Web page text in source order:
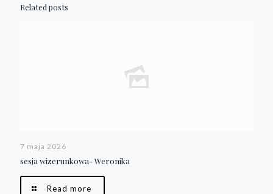
Related posts
7 maja 2026
sesja wizerunkowa- Weronika
Read more